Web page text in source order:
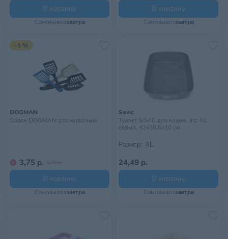
В корзину
Самовывоззавтра
В корзину
Самовывоззавтра
-1 %
DOGMAN
Совок DOGMAN для животных
3,75 р. 3,79 р.
В корзину
Самовывоззавтра
Savic
Туалет SAVIC для кошек, Iriz 42,
серый, 42х30,5х10 см
Размер: XL
24,49 р.
В корзину
Самовывоззавтра